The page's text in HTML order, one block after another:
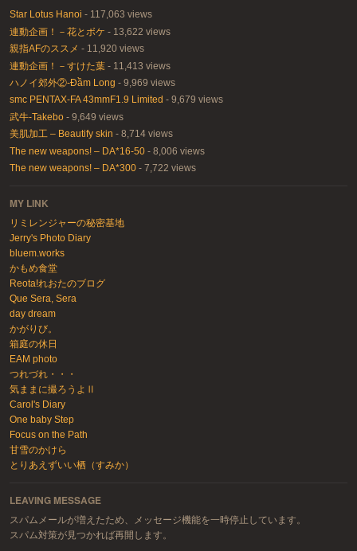
Star Lotus Hanoi - 117,063 views
連動企画！－花とボケ - 13,622 views
親指AFのススメ - 11,920 views
連動企画！－すけた葉- 11,413 views
ハノイ郊外②-Đầm Long - 9,969 views
smc PENTAX-FA 43mmF1.9 Limited - 9,679 views
武牛-Takebo- 9,649 views
美肌加工 – Beautify skin - 8,714 views
The new weapons! – DA*16-50- 8,006 views
The new weapons! – DA*300- 7,722 views
MY LINK
リミレンジャーの秘密基地
Jerry's Photo Diary
bluem.works
かもめ食堂
Reota!れおたのブログ
Que Sera, Sera
day dream
かがりび。
箱庭の休日
EAM photo
つれづれ・・・
気ままに撮ろうよⅡ
Carol's Diary
One baby Step
Focus on the Path
甘雪のかけら
とりあえずいい栖（すみか）
LEAVING MESSAGE
スパムメールが増えたため、メッセージ機能を一時停止しています。
スパム対策が見つかれば再開します。